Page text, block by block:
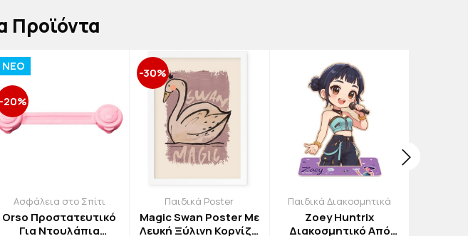
Προϊόντα
NEO
-20%
Ασφάλεια στο Σπίτι
Orso Προστατευτικό
Για Ντουλάπια
-30%
Παιδικά Poster
Magic Swan Poster Με
Λευκή Ξύλινη Κορνίζα
Παιδικά Διακοσμητικά
Zoey Huntrix
Διακοσμητικό Από